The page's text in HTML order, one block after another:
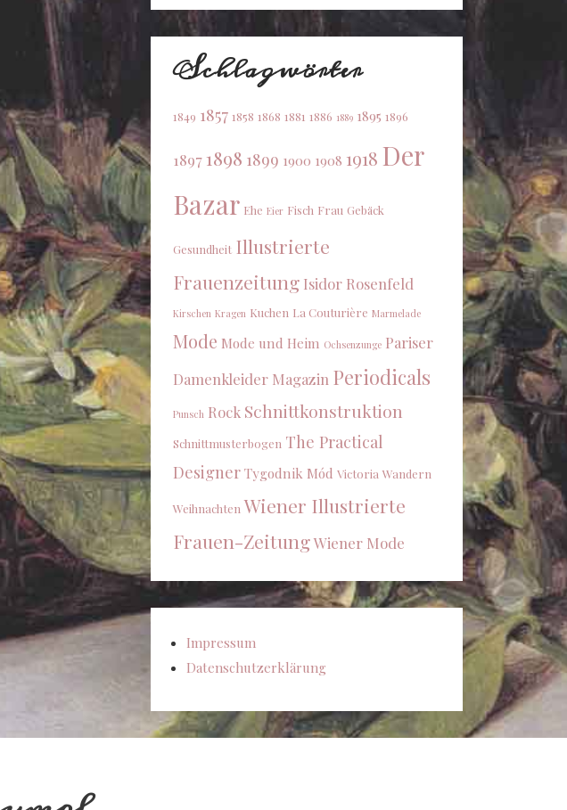
Schlagwörter
1849 1857 1858 1868 1881 1886 1889 1895 1896
18971898 1899 1900 1908 1918 Der
Bazar Ehe Eier Fisch Frau Gebäck
Gesundheit Illustrierte
Frauenzeitung Isidor Rosenfeld
Kirschen Kragen Kuchen La Couturière Marmelade
Mode Mode und Heim Ochsenzunge Pariser
Damenkleider Magazin Periodicals
Punsch Rock Schnittkonstruktion
Schnittmusterbogen The Practical
Designer Tygodnik Mód Victoria Wandern
Weihnachten Wiener Illustrierte
Frauen-ZeitungWiener Mode
Impressum
Datenschutzerklärung